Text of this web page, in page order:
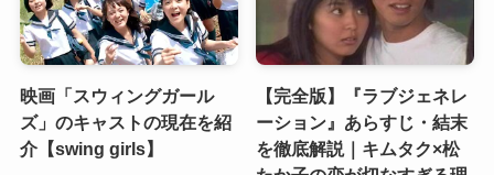
映画「スウィングガール
ズ」のキャストの現在を紹
介【swing girls】
【完全版】『ラブジェネレ
ーション』あらすじ・結末
を徹底解説｜キムタク×松